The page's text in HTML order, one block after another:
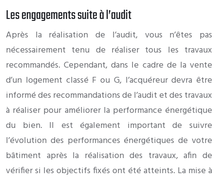
Les engagements suite à l’audit
Après la réalisation de l’audit, vous n’êtes pas
nécessairement tenu de réaliser tous les travaux
recommandés. Cependant, dans le cadre de la vente
d’un logement classé F ou G, l’acquéreur devra être
informé des recommandations de l’audit et des travaux
à réaliser pour améliorer la performance énergétique
du bien. Il est également important de suivre
l’évolution des performances énergétiques de votre
bâtiment après la réalisation des travaux, afin de
vérifier si les objectifs fixés ont été atteints. La mise à